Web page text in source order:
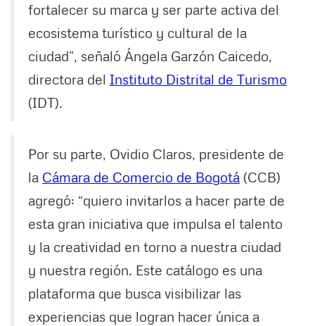
fortalecer su marca y ser parte activa del
ecosistema turístico y cultural de la
ciudad”, señaló Ángela Garzón Caicedo,
directora del Instituto Distrital de Turismo
(IDT).
Por su parte, Ovidio Claros, presidente de
la Cámara de Comercio de Bogotá (CCB)
agregó: “quiero invitarlos a hacer parte de
esta gran iniciativa que impulsa el talento
y la creatividad en torno a nuestra ciudad
y nuestra región. Este catálogo es una
plataforma que busca visibilizar las
experiencias que logran hacer única a